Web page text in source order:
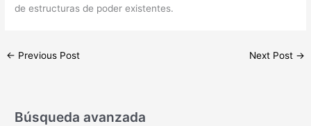
de estructuras de poder existentes.
← Previous Post Next Post →
Búsqueda avanzada